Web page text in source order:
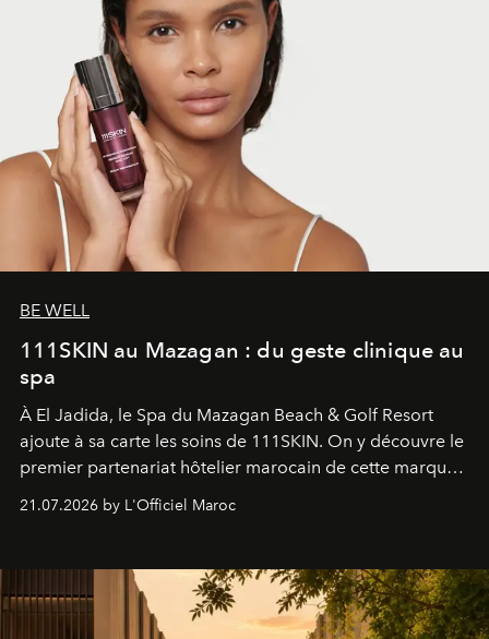
BE WELL
111SKIN au Mazagan : du geste clinique au
spa
À El Jadida, le Spa du Mazagan Beach & Golf Resort
ajoute à sa carte les soins de 111SKIN. On y découvre le
premier partenariat hôtelier marocain de cette marque
britannique, née dans un cabinet de chirurgie plastique
londonien et construite depuis autour d'un actif breveté,
21.07.2026 by L'Officiel Maroc